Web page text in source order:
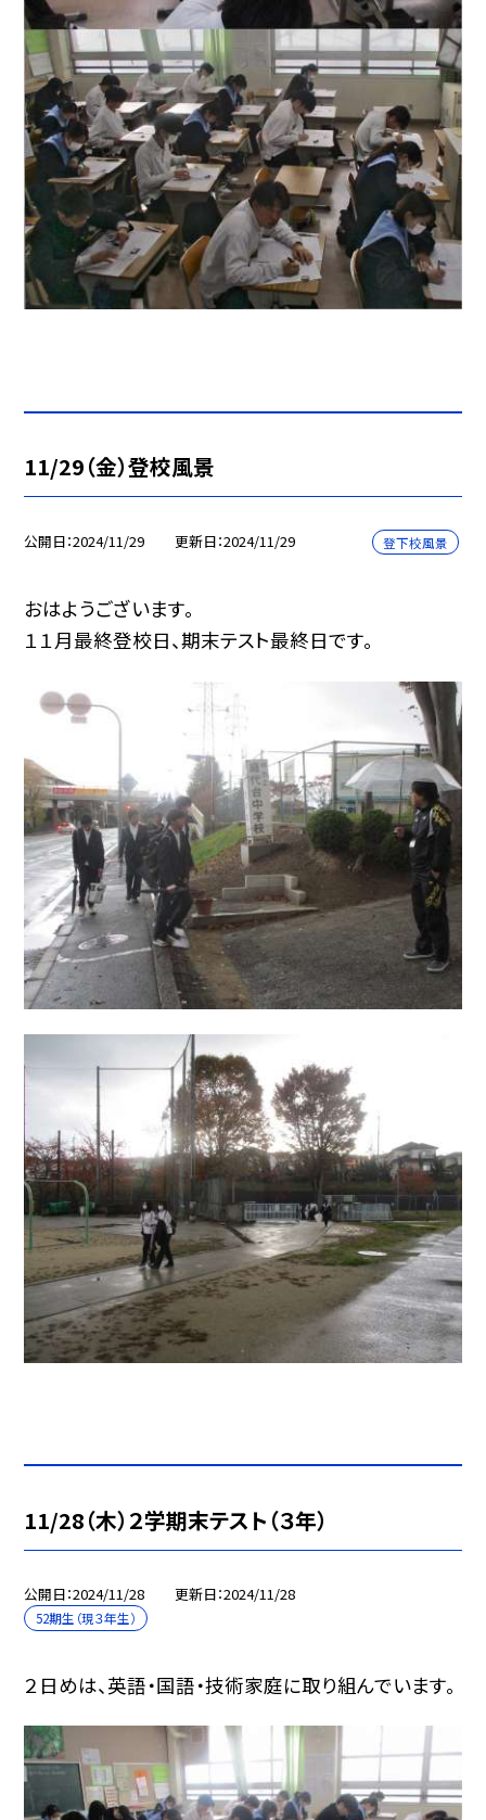
11/29（金）登校風景
公開日 2024/11/29 更新日 2024/11/29 登下校風景
おはようございます。
１１月最終登校日、期末テスト最終日です。
11/28（木）２学期末テスト（３年）
公開日 2024/11/28 更新日 2024/11/28
52期生（現３年生）
２日めは、英語・国語・技術家庭に取り組んでいます。